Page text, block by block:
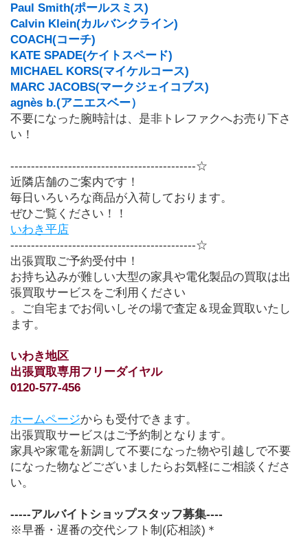
Paul Smith(ポールスミス)
Calvin Klein(カルバンクライン)
COACH(コーチ)
KATE SPADE(ケイトスペード)
MICHAEL KORS(マイケルコース)
MARC JACOBS(マークジェイコブス)
agnès b.(アニエスベー）
不要になった腕時計は、是非トレファクへお売り下さ
い！
---------------------------------------------☆
近隣店舗のご案内です！
毎日いろいろな商品が入荷しております。
ぜひご覧ください！！
いわき平店
---------------------------------------------☆
出張買取ご予約受付中！
お持ち込みが難しい大型の家具や電化製品の買取は出
張買取サービスをご利用ください
。ご自宅までお伺いしその場で査定＆現金買取いたし
ます。
いわき地区
出張買取専用フリーダイヤル
0120-577-456
ホームページからも受付できます。
出張買取サービスはご予約制となります。
家具や家電を新調して不要になった物や引越しで不要
になった物などございましたらお気軽にご相談くださ
い。
-----アルバイトショップスタッフ募集----
※早番・遅番の交代シフト制(応相談)＊